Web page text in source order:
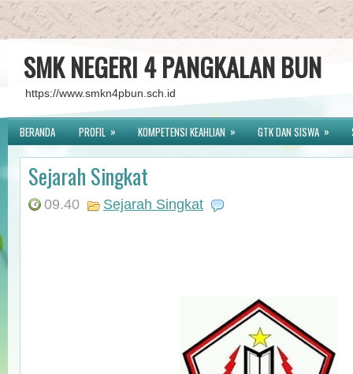
SMK NEGERI 4 PANGKALAN BUN
https://www.smkn4pbun.sch.id
BERANDA PROFIL » KOMPETENSI KEAHLIAN » GTK DAN SISWA »
Sejarah Singkat
09.40 Sejarah Singkat